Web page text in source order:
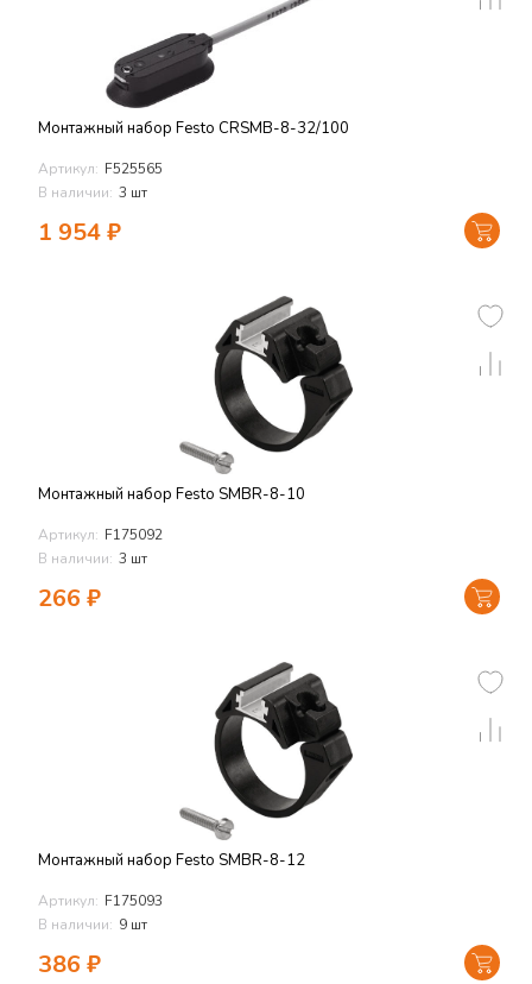
Монтажный набор Festo CRSMB-8-32/100
Артикул: F525565
В наличии: 3 шт
1 954₽
Монтажный набор Festo SMBR-8-10
Артикул: F175092
В наличии: 3 шт
266 ₽
Монтажный набор Festo SMBR-8-12
Артикул: F175093
В наличии: 9 шт
386 ₽